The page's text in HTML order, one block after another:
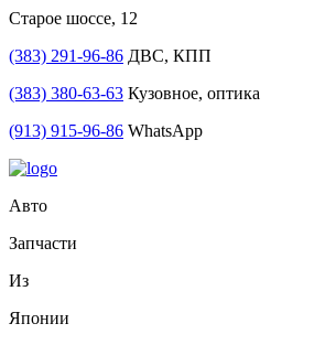
Старое шоссе, 12
(383) 291-96-86 ДВС, КПП
(383) 380-63-63 Кузовное, оптика
(913) 915-96-86 WhatsApp
Авто
Запчасти
Из
Японии